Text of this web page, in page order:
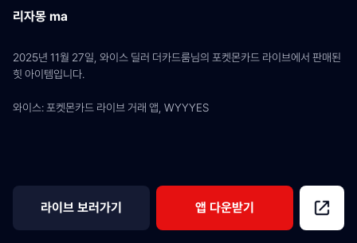
리자몽 ma
2025년 11월 27일, 와이스 딜러 더카드룸님의 포켓몬카드 라이브에서 판매된
힛 아이템입니다.
와이스: 포켓몬카드 라이브 거래 앱, WYYYES
라이브 보러가기 앱 다운받기